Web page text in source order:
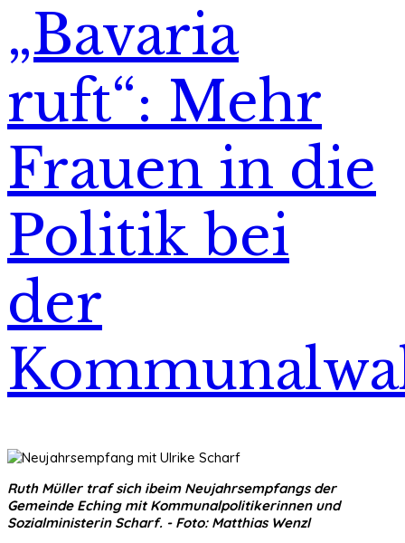
„Bavaria
ruft“: Mehr
Frauen in die
Politik bei
der
Ruth Müller traf sich ibeim Neujahrsempfangs der
Gemeinde Eching mit Kommunalpolitikerinnen und
Sozialministerin Scharf. - Foto: Matthias Wenzl